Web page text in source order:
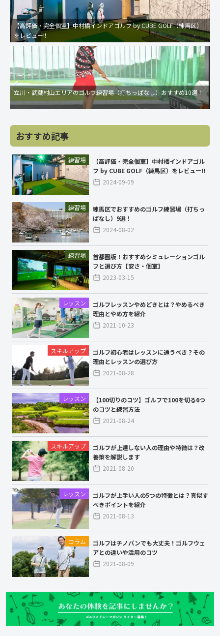
【高評価・完全個室】中村橋インドアゴルフ by CUBE GOLF（練馬区）
をレビュー!!
立川・武蔵村山エリアのゴルフ練習場（打ちっぱなし）おすすめ10選！
おすすめ記事
練習場
【高評価・完全個室】中村橋インドアゴル
フ by CUBE GOLF（練馬区）をレビュー!!
2024-09-09
練習場
練馬区でおすすめのゴルフ練習場（打ちっ
ぱなし）9選！
2024-08-02
練習場
首都圏版！おすすめシミュレーションゴル
フと選び方【安さ・個室】
2023-03-15
レッスン
ゴルフレッスンやめどきとは？やめるべき
理由とやめ方を紹介
2021-10-23
スキルアップ
ゴルフ初心者はレッスンに通うべき？その
理由とレッスンの選び方
2021-08-28
レッスン
【100切りのコツ】ゴルフで100を切る6つ
のコツと練習方法
2021-08-24
スキルアップ
ゴルフが上達しない人の理由や特徴は？改
善策を解説します
2021-08-20
レッスン
ゴルフが上手い人の5つの特徴とは？真似す
べきポイントを紹介
2021-08-13
コラム
ゴルフはチノパンでも大丈夫！ゴルフウェ
アとの違いや活用のコツ
2021-08-09